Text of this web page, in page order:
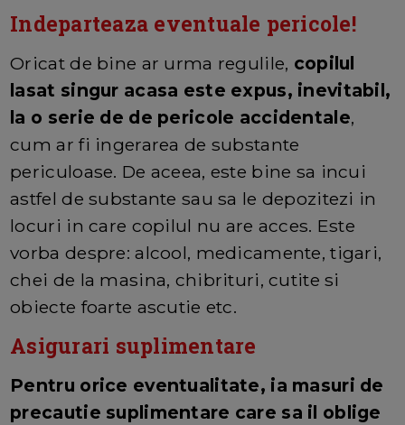
Indeparteaza eventuale pericole!
Oricat de bine ar urma regulile, copilul
lasat singur acasa este expus, inevitabil,
la o serie de de pericole accidentale,
cum ar fi ingerarea de substante
periculoase. De aceea, este bine sa incui
astfel de substante sau sa le depozitezi in
locuri in care copilul nu are acces. Este
vorba despre: alcool, medicamente, tigari,
chei de la masina, chibrituri, cutite si
obiecte foarte ascutie etc.
Asigurari suplimentare
Pentru orice eventualitate, ia masuri de
precautie suplimentare care sa il oblige